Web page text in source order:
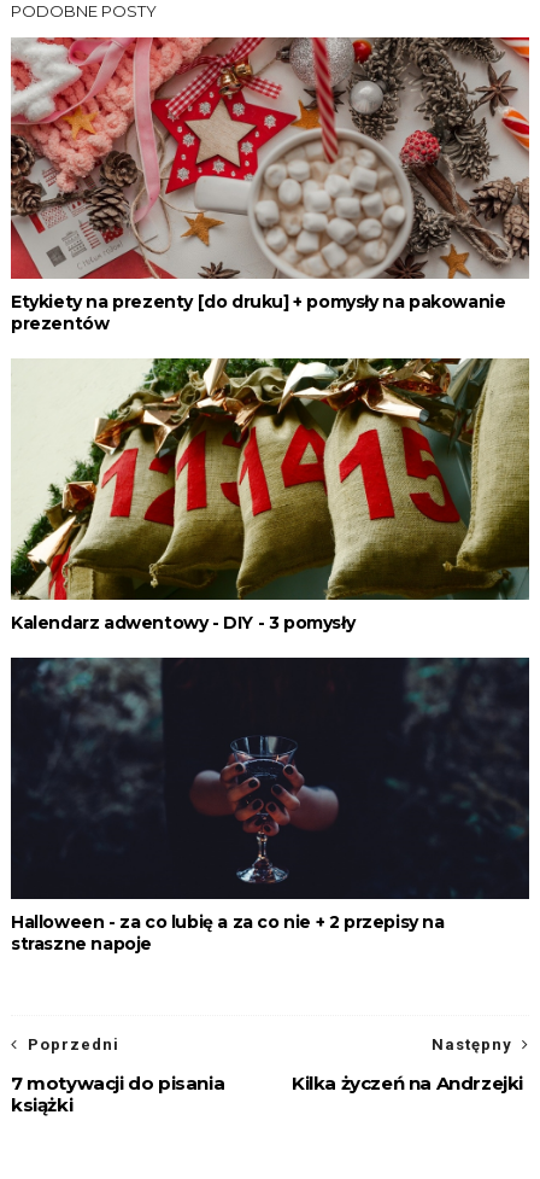
PODOBNE POSTY
Etykiety na prezenty [do druku] + pomysły na pakowanie
prezentów
Kalendarz adwentowy - DIY - 3 pomysły
Halloween - za co lubię a za co nie + 2 przepisy na
straszne napoje
Następny
Kilka życzeń na Andrzejki
Poprzedni
7 motywacji do pisania
książki